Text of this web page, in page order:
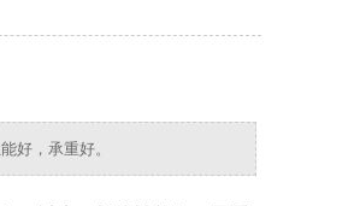
好，承重好。